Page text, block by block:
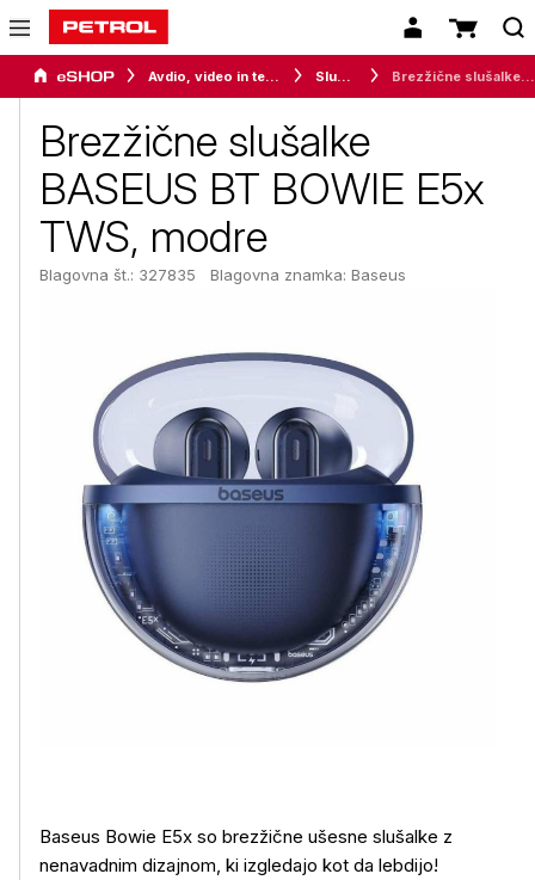
Avdio, video in telefonija Slušalke Brezžične slušalke BASEUS BT BOWIE E5x TWS, modre
Brezžične slušalke
BASEUS BT BOWIE E5x
TWS, modre
Blagovna št.: 327835 Blagovna znamka: Baseus
Baseus Bowie E5x so brezžične ušesne slušalke z
nenavadnim dizajnom, ki izgledajo kot da lebdijo!